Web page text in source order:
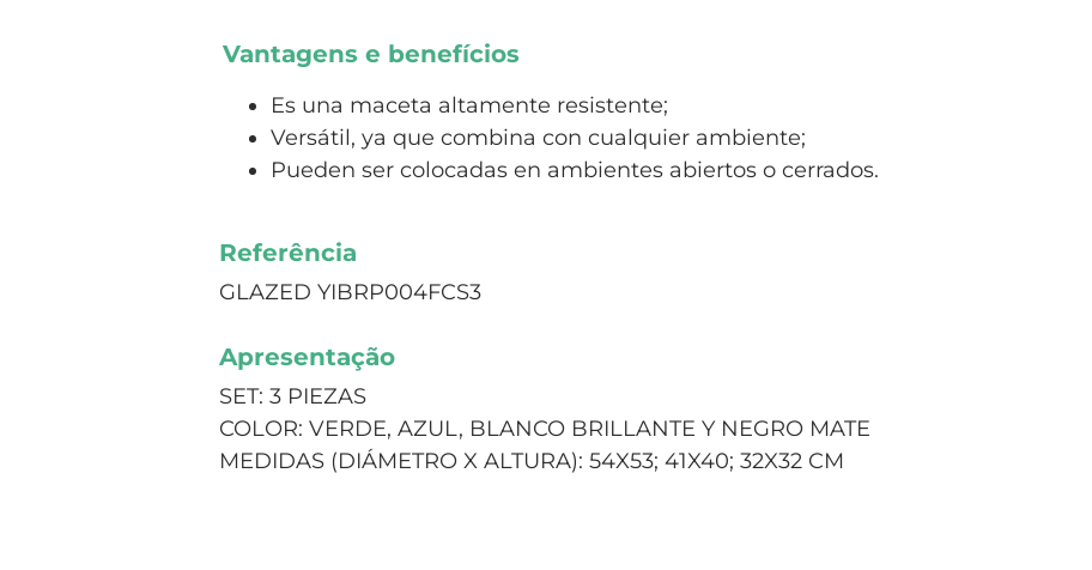
Vantagens e benefícios
Es una maceta altamente resistente;
Versátil, ya que combina con cualquier ambiente;
Pueden ser colocadas en ambientes abiertos o cerrados.
Referência
GLAZED YIBRP004FCS3
Apresentação
SET: 3 PIEZAS
COLOR: VERDE, AZUL, BLANCO BRILLANTE Y NEGRO MATE
MEDIDAS (DIÁMETRO X ALTURA): 54X53; 41X40; 32X32 CM